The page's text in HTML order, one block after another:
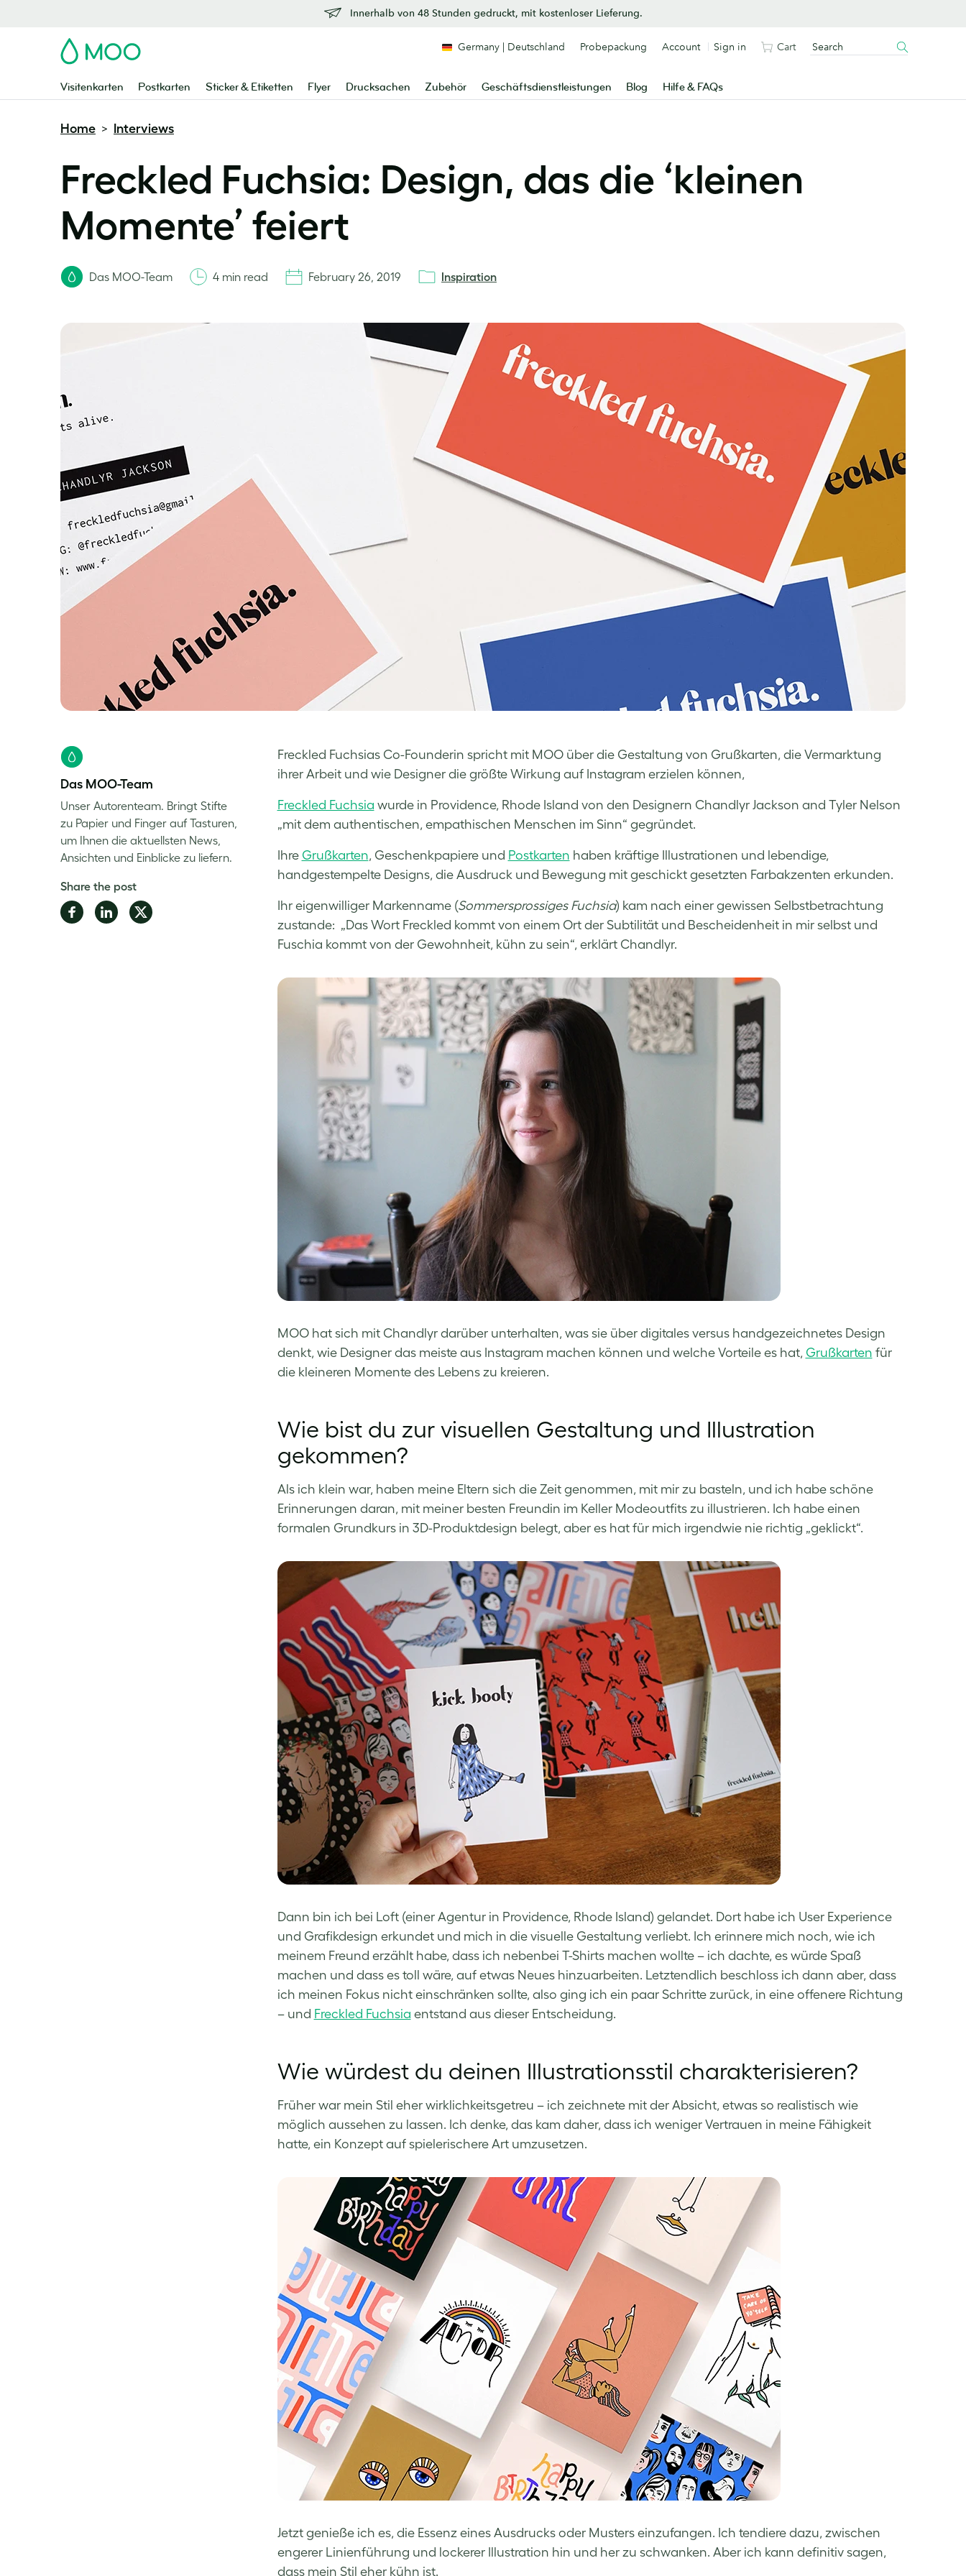
Innerhalb von 48 Stunden gedruckt, mit kostenloser Lieferung.
MOO
Visitenkarten Postkarten Sticker & Etiketten Flyer Drucksachen Zubehör Geschäftsdienstleistungen Blog Hilfe & FAQs
Germany | Deutschland Probepackung Account Sign in Cart
Home > Interviews
Freckled Fuchsia: Design, das die ‘kleinen
Momente’ feiert
Das MOO-Team 4 min read February 26, 2019 Inspiration
Freckled Fuchsias Co-Founderin spricht mit MOO über die Gestaltung von Grußkarten, die Vermarktung
ihrer Arbeit und wie Designer die größte Wirkung auf Instagram erzielen können,
Freckled Fuchsia wurde in Providence, Rhode Island von den Designern Chandlyr Jackson and Tyler Nelson
„mit dem authentischen, empathischen Menschen im Sinn“ gegründet.
Ihre Grußkarten, Geschenkpapiere und Postkarten haben kräftige Illustrationen und lebendige,
handgestempelte Designs, die Ausdruck und Bewegung mit geschickt gesetzten Farbakzenten erkunden.
Ihr eigenwilliger Markenname (Sommersprossiges Fuchsia) kam nach einer gewissen Selbstbetrachtung
zustande: „Das Wort Freckled kommt von einem Ort der Subtilität und Bescheidenheit in mir selbst und
Fuschia kommt von der Gewohnheit, kühn zu sein“, erklärt Chandlyr.
MOO hat sich mit Chandlyr darüber unterhalten, was sie über digitales versus handgezeichnetes Design
denkt, wie Designer das meiste aus Instagram machen können und welche Vorteile es hat, Grußkarten für
die kleineren Momente des Lebens zu kreieren.
Wie bist du zur visuellen Gestaltung und Illustration
gekommen?
Als ich klein war, haben meine Eltern sich die Zeit genommen, mit mir zu basteln, und ich habe schöne
Erinnerungen daran, mit meiner besten Freundin im Keller Modeoutfits zu illustrieren. Ich habe einen
formalen Grundkurs in 3D-Produktdesign belegt, aber es hat für mich irgendwie nie richtig „geklickt“.
Dann bin ich bei Loft (einer Agentur in Providence, Rhode Island) gelandet. Dort habe ich User Experience
und Grafikdesign erkundet und mich in die visuelle Gestaltung verliebt. Ich erinnere mich noch, wie ich
meinem Freund erzählt habe, dass ich nebenbei T-Shirts machen wollte – ich dachte, es würde Spaß
machen und dass es toll wäre, auf etwas Neues hinzuarbeiten. Letztendlich beschloss ich dann aber, dass
ich meinen Fokus nicht einschränken sollte, also ging ich ein paar Schritte zurück, in eine offenere Richtung
– und Freckled Fuchsia entstand aus dieser Entscheidung.
Wie würdest du deinen Illustrationsstil charakterisieren?
Früher war mein Stil eher wirklichkeitsgetreu – ich zeichnete mit der Absicht, etwas so realistisch wie
möglich aussehen zu lassen. Ich denke, das kam daher, dass ich weniger Vertrauen in meine Fähigkeit
hatte, ein Konzept auf spielerischere Art umzusetzen.
Jetzt genieße ich es, die Essenz eines Ausdrucks oder Musters einzufangen. Ich tendiere dazu, zwischen
engerer Linienführung und lockerer Illustration hin und her zu schwanken. Aber ich kann definitiv sagen,
dass mein Stil eher kühn ist.
Das MOO-Team
Unser Autorenteam. Bringt Stifte
zu Papier und Finger auf Tasturen,
um Ihnen die aktuellsten News,
Ansichten und Einblicke zu liefern.
Share the post
Share Share Share